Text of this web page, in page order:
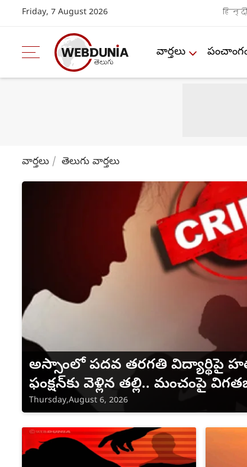
Friday, 7 August 2026 हिन्दी
వార్తలు
వార్తలు తెలుగు వార్తలు
అస్సాంలో పదవ తరగతి విద్యార్థిపై
ఫంక్షన్‌కు వెళ్లిన తల్లి.. మంచంపై
Thursday,August 6, 2026